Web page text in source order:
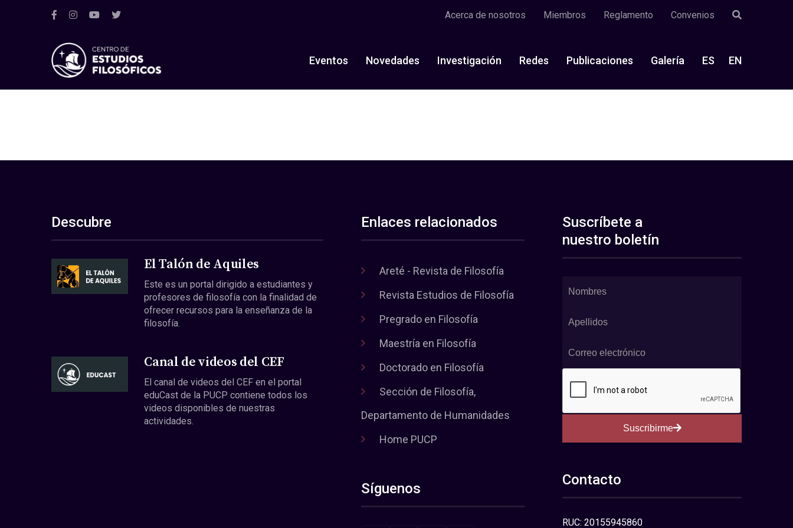
Acerca de nosotros Miembros Reglamento Convenios
Eventos Novedades Investigación Redes Publicaciones Galería ES EN
Descubre
El Talón de Aquiles
Este es un portal dirigido a estudiantes y
profesores de filosofía con la finalidad de
ofrecer recursos para la enseñanza de la
filosofía.
Canal de videos del CEF
El canal de videos del CEF en el portal
eduCast de la PUCP contiene todos los
videos disponibles de nuestras
actividades.
Enlaces relacionados
Areté - Revista de Filosofía
Revista Estudios de Filosofía
Pregrado en Filosofía
Maestría en Filosofía
Doctorado en Filosofía
Sección de Filosofía,
Departamento de Humanidades
Home PUCP
Síguenos
Suscríbete a
nuestro boletín
Suscribirme
Contacto
RUC: 20155945860